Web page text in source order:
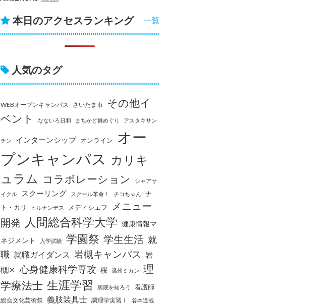
一覧
本日のアクセスランキング
人気のタグ
WEBオープンキャンパス さいたま市
その他イ
ベント
なないろ日和 まちかど雛めぐり アスタキサン
チン インターンシップ オンライン
オー
プンキャンパス カリキ
ュラム コラボレーション
シャアサ
イクル
スクーリング スクール革命！ チコちゃん
ナ
ト・カリ
ヒルナンデス メディシェフ
メニュー
開発 人間総合科学大学 健康情報マ
ネジメント
入学試験 学園祭 学生生活 就
職 就職ガイダンス 岩槻キャンパス
岩
槻区 心身健康科学専攻 桜 温州ミカン
理
学療法士 生涯学習 病院を知ろう 看護師
総合文化芸術祭 義肢装具士 調理学実習Ⅰ 谷本道哉